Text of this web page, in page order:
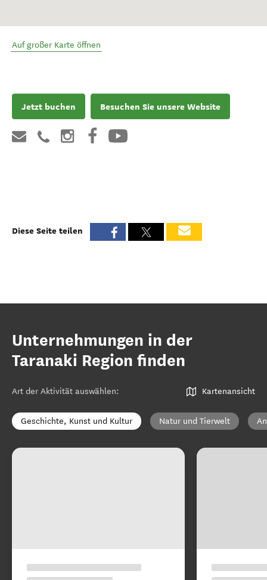
Auf großer Karte öffnen
Jetzt buchen Besuchen Sie unsere Website
Diese Seite teilen
Unternehmungen in der
Taranaki Region finden
Art der Aktivität auswählen: Kartenansicht
Geschichte, Kunst und Kultur Natur und Tierwelt